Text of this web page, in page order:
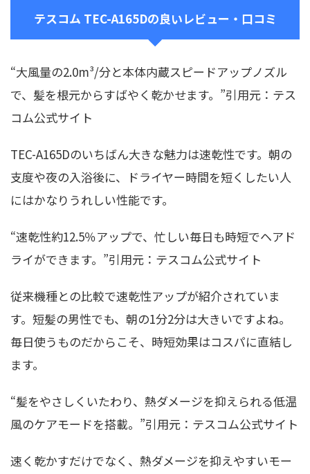
テスコム TEC-A165Dの良いレビュー・口コミ
“大風量の2.0m³/分と本体内蔵スピードアップノズル
で、髪を根元からすばやく乾かせます。”引用元：テス
コム公式サイト
TEC-A165Dのいちばん大きな魅力は速乾性です。朝の
支度や夜の入浴後に、ドライヤー時間を短くしたい人
にはかなりうれしい性能です。
“速乾性約12.5％アップで、忙しい毎日も時短でヘアド
ライができます。”引用元：テスコム公式サイト
従来機種との比較で速乾性アップが紹介されていま
す。短髪の男性でも、朝の1分2分は大きいですよね。
毎日使うものだからこそ、時短効果はコスパに直結し
ます。
“髪をやさしくいたわり、熱ダメージを抑えられる低温
風のケアモードを搭載。”引用元：テスコム公式サイト
速く乾かすだけでなく、熱ダメージを抑えやすいモー